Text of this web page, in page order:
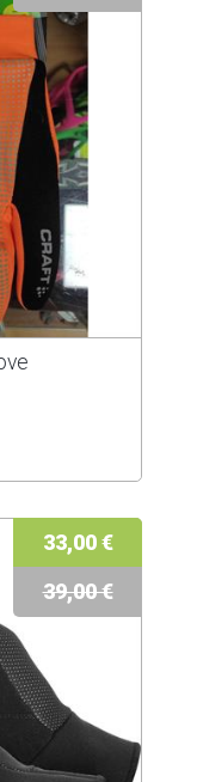
33,00 €
39,00 €